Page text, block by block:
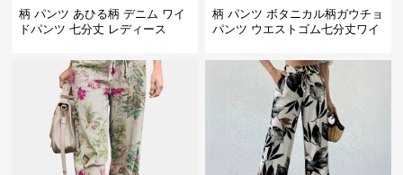
柄 パンツ あひる柄 デニム ワイ
ドパンツ 七分丈 レディース
柄 パンツ ボタニカル柄ガウチョ
パンツ ウエストゴム七分丈ワイ